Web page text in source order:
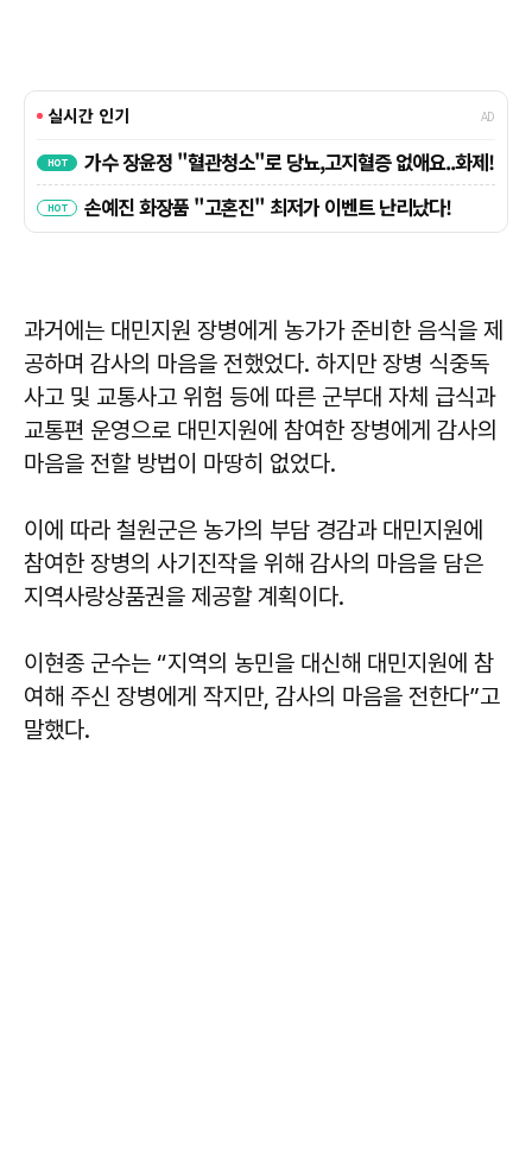
과거에는 대민지원 장병에게 농가가 준비한 음식을 제
공하며 감사의 마음을 전했었다. 하지만 장병 식중독
사고 및 교통사고 위험 등에 따른 군부대 자체 급식과
교통편 운영으로 대민지원에 참여한 장병에게 감사의
마음을 전할 방법이 마땅히 없었다.
이에 따라 철원군은 농가의 부담 경감과 대민지원에
참여한 장병의 사기진작을 위해 감사의 마음을 담은
지역사랑상품권을 제공할 계획이다.
이현종 군수는 “지역의 농민을 대신해 대민지원에 참
여해 주신 장병에게 작지만, 감사의 마음을 전한다”고
말했다.